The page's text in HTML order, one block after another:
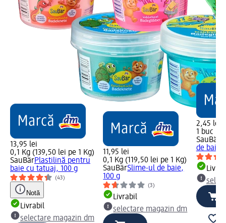
13,95 lei
0,1 Kg (139,50 lei pe 1 Kg)
SauBärPlastilină pentru
baie cu tatuaj, 100 g
(43)
Notă
Livrabil
selectare magazin dm
11,95 lei
0,1 Kg (119,50 lei pe 1 Kg)
SauBärSlime-ul de baie,
100 g
(3)
Livrabil
selectare magazin dm
2,45 lei
1 buc
SauBär
de baie,